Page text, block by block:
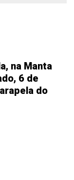
na Manta
6 de
do